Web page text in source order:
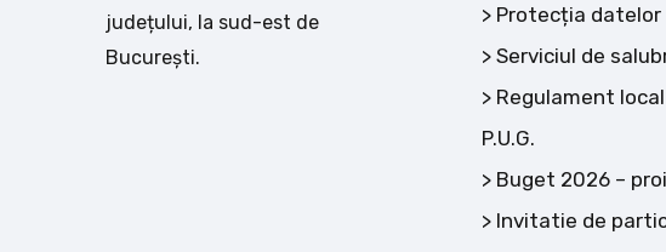
județului, la sud-est de
București.
Protecția datelor
Serviciul de
Regulament
P.U.G.
Buget 2026 –
Invitatie de